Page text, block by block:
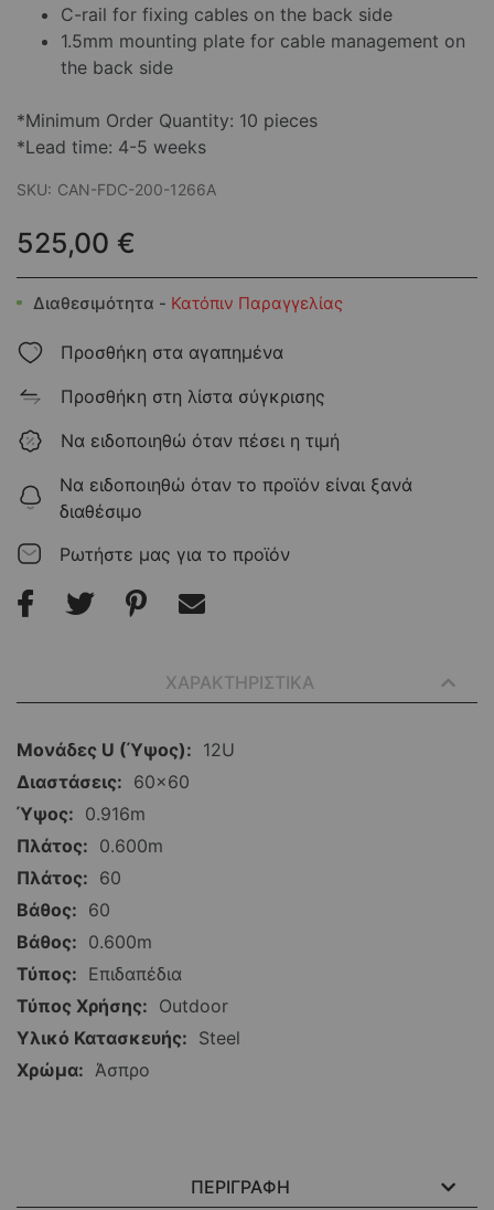
C-rail for fixing cables on the back side
1.5mm mounting plate for cable management on
the back side
*Minimum Order Quantity: 10 pieces
*Lead time: 4-5 weeks
SKU: CAN-FDC-200-1266A
525,00 €
Διαθεσιμότητα - Κατόπιν Παραγγελίας
Προσθήκη στα αγαπημένα
Προσθήκη στη λίστα σύγκρισης
Να ειδοποιηθώ όταν πέσει η τιμή
Να ειδοποιηθώ όταν το προϊόν είναι ξανά
διαθέσιμο
Ρωτήστε μας για το προϊόν
ΧΑΡΑΚΤΗΡΙΣΤΙΚΑ
Περισσότερες
Πληροφορίες
12U
60x60
0.916m
0.600m
60
60
0.600m
Επιδαπέδια
Outdoor
Steel
Άσπρο
ΠΕΡΙΓΡΑΦΗ